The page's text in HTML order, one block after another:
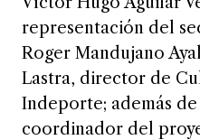
representación del
Roger Mandujano
Lastra, director de
Indeporte; además
coordinador del